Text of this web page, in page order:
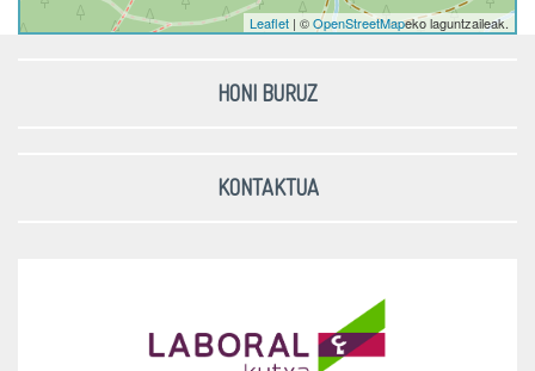
Leaflet | ©OpenStreetMapeko laguntzaileak.
HONI BURUZ
KONTAKTUA